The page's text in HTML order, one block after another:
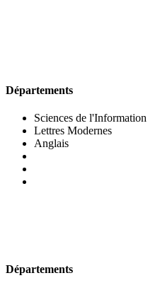
Départements
Sciences de
Lettres Modernes
Anglais
Départements